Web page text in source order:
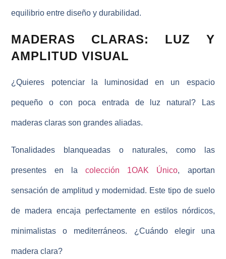
equilibrio entre diseño y durabilidad.
MADERAS CLARAS: LUZ Y
AMPLITUD VISUAL
¿Quieres potenciar la luminosidad en un espacio
pequeño o con poca entrada de luz natural? Las
maderas claras son grandes aliadas.
Tonalidades blanqueadas o naturales, como las
presentes en la colección 1OAK Único, aportan
sensación de amplitud y modernidad. Este tipo de suelo
de madera encaja perfectamente en estilos nórdicos,
minimalistas o mediterráneos. ¿Cuándo elegir una
madera clara?